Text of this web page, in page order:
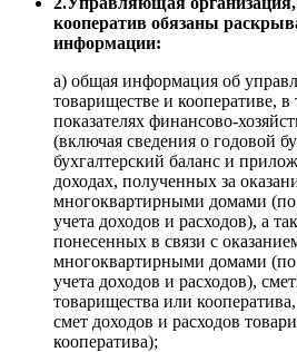
кооператив обязаны
информации:
а) общая информация об
товариществе и кооперативе,
показателях финансово-
(включая сведения о годовой
бухгалтерский баланс и
доходах, полученных за
многоквартирными домами
учета доходов и расходов), а
понесенных в связи с
многоквартирными домами
учета доходов и расходов),
товарищества или
смет доходов и расходов
кооператива);